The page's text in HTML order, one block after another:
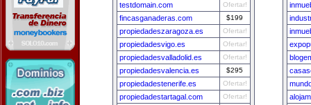
testdomain.com Ofertar!
fincasganaderas.com $199
propiedadeszaragoza.es Ofertar!
propiedadesvigo.es Ofertar!
propiedadesvalladolid.es Ofertar!
propiedadesvalencia.es $295
propiedadestenerife.es Ofertar!
propiedadestartagal.com Ofertar!